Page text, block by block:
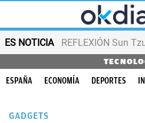
ES NOTICIA REFLEXIÓN Sun
ESPAÑA ECONOMÍA DEPORTES
GADGETS